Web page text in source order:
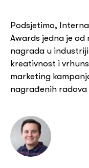
Podsjetimo,
Awards jedna je
nagrada u
kreativnost i
marketing
nagrađenih